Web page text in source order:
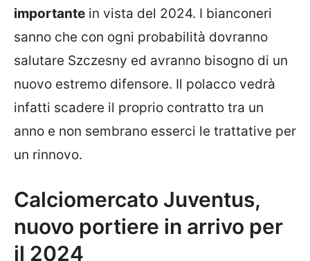
importante in vista del 2024. I bianconeri
sanno che con ogni probabilità dovranno
salutare Szczesny ed avranno bisogno di un
nuovo estremo difensore. Il polacco vedrà
infatti scadere il proprio contratto tra un
anno e non sembrano esserci le trattative per
un rinnovo.
Calciomercato Juventus,
nuovo portiere in arrivo per
il 2024